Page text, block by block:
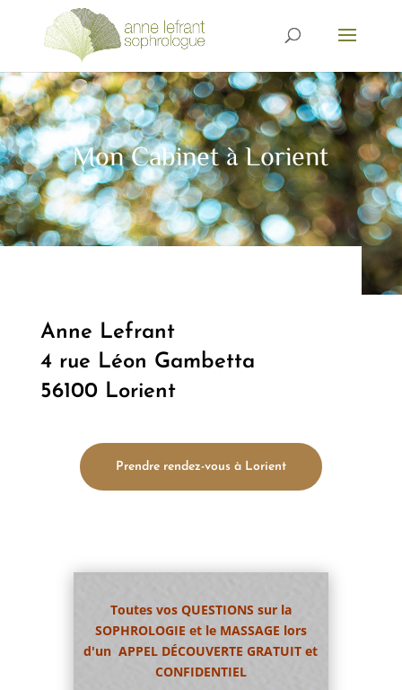
Mon Cabinet à Lorient
Anne Lefrant
4 rue Léon Gambetta
56100 Lorient
Prendre rendez-vous à Lorient
Toutes vos QUESTIONS sur la
SOPHROLOGIE et le MASSAGE lors
d'un APPEL DÉCOUVERTE GRATUIT et
CONFIDENTIEL